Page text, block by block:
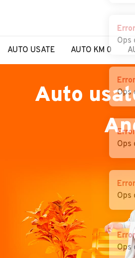
AUTO USATE AUTO KM 0
Auto
Error
Ops
Error
Ops
Error
Ops
Error
Ops
Error
Ops